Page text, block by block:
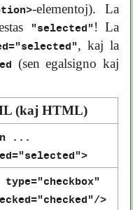
-elementoj). La
"selected"! La
, kaj la
(sen egalsigno kaj
(kaj HTML)
...
>